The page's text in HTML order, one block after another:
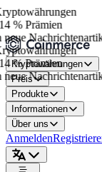
% Prämien
% Prämien
Kryptowährungen
Preis
Produkte
Informationen
Über uns
Anmelden